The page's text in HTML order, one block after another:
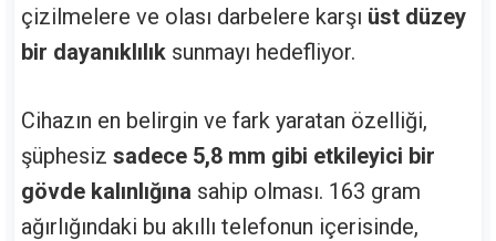
çizilmelere ve olası darbelere karşı üst düzey
bir dayanıklılık sunmayı hedefliyor.
Cihazın en belirgin ve fark yaratan özelliği,
şüphesiz sadece 5,8 mm gibi etkileyici bir
gövde kalınlığına sahip olması. 163 gram
ağırlığındaki bu akıllı telefonun içerisinde,